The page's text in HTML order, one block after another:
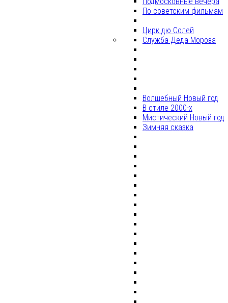
По советским фильмам
Цирк дю Солей
Служба Деда Мороза
Волшебный Новый год
В стиле 2000-х
Мистический Новый год
Зимняя сказка